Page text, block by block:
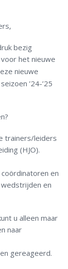
bezig
het nieuwe
nieuwe
’24-’25
trainers/leiders
(HJO).
en
en
u alleen maar
naar
gereageerd.